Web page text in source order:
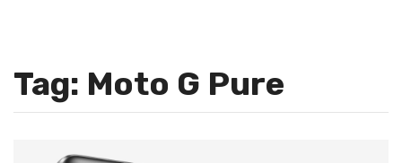
Tag: Moto G Pure